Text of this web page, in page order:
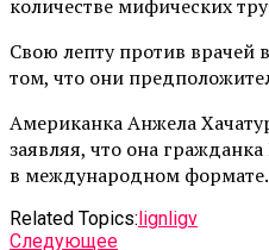
количестве мифических
Свою лепту против врачей
том, что они
Американка Анжела
заявляя, что она
в международном формате.
Related Topics:lignligv
Cледующее